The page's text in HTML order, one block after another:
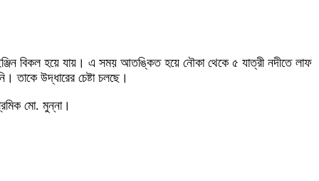
ইঞ্জিন বিকল হয়ে যায়। এ সময় আতঙ্কিত হয়ে নৌকা থেকে ৫ যাত্রী নদীতে লাফ
তাকে উদ্ধারের চেষ্টা চলছে।
মো. মুন্না।